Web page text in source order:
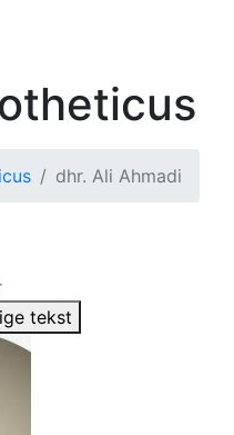
dhr. Ali Ahmadi
tekst